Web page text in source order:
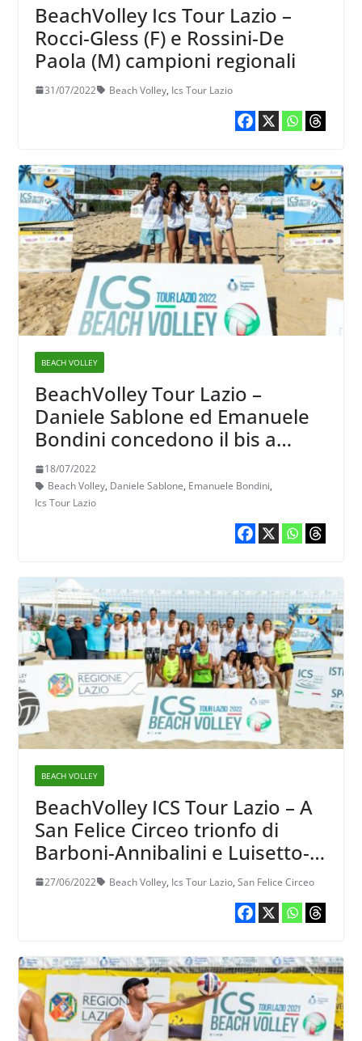
BeachVolley Ics Tour Lazio –
Rocci-Gless (F) e Rossini-De
Paola (M) campioni regionali
31/07/2022 Beach Volley, Ics Tour Lazio
BEACH VOLLEY
BeachVolley Tour Lazio –
Daniele Sablone ed Emanuele
Bondini concedono il bis a
Maccarese
18/07/2022
Beach Volley, Daniele Sablone, Emanuele Bondini,
Ics Tour Lazio
BEACH VOLLEY
BeachVolley ICS Tour Lazio – A
San Felice Circeo trionfo di
Barboni-Annibalini e Luisetto-
Spadoni nella 1a tappa
27/06/2022 Beach Volley, Ics Tour Lazio, San Felice Circeo